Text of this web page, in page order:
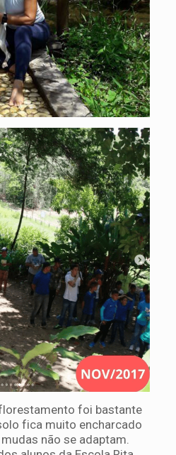
foi bastante
fica muito encharcado
não se adaptam.